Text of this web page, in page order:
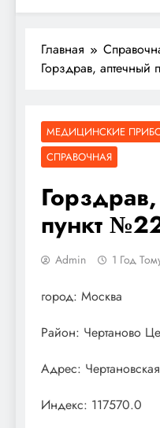
Главная
Горздрав, аптечный
МЕДИЦИНСКИЕ
СПРАВОЧНАЯ
пункт
Admin 1 Год
город: Москва
Район: Чертаново
Адрес:
Индекс: 117570.0